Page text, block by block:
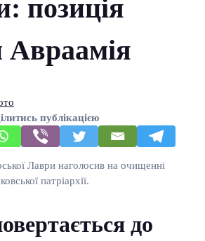
позиція
Авраамія
публікацією
Лаври наголосив на очищенні
патріархії.
до